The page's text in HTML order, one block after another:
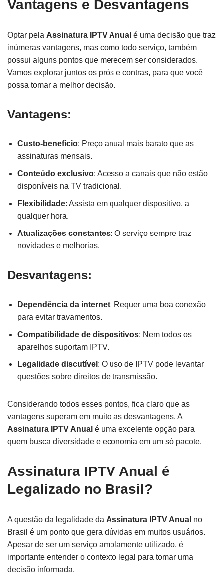
Vantagens e Desvantagens
Optar pela Assinatura IPTV Anual é uma decisão que traz
inúmeras vantagens, mas como todo serviço, também
possui alguns pontos que merecem ser considerados.
Vamos explorar juntos os prós e contras, para que você
possa tomar a melhor decisão.
Vantagens:
Custo-benefício: Preço anual mais barato que as
assinaturas mensais.
Conteúdo exclusivo: Acesso a canais que não estão
disponíveis na TV tradicional.
Flexibilidade: Assista em qualquer dispositivo, a
qualquer hora.
Atualizações constantes: O serviço sempre traz
novidades e melhorias.
Desvantagens:
Dependência da internet: Requer uma boa conexão
para evitar travamentos.
Compatibilidade de dispositivos: Nem todos os
aparelhos suportam IPTV.
Legalidade discutível : O uso de IPTV pode levantar
questões sobre direitos de transmissão.
Considerando todos esses pontos, fica claro que as
vantagens superam em muito as desvantagens. A
Assinatura IPTV Anual é uma excelente opção para
quem busca diversidade e economia em um só pacote.
Assinatura IPTV Anual é
Legalizado no Brasil?
A questão da legalidade da Assinatura IPTV Anual no
Brasil é um ponto que gera dúvidas em muitos usuários.
Apesar de ser um serviço amplamente utilizado, é
importante entender o contexto legal para tomar uma
decisão informada.